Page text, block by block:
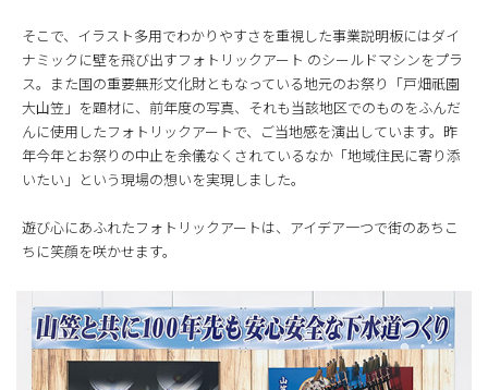
そこで、イラスト多用でわかりやすさを重視した事業説明板にはダイ
ナミックに壁を飛び出すフォトリックアート のシールドマシンをプラ
ス。また国の重要無形文化財ともなっている地元のお祭り「戸畑祇園
大山笠」を題材に、前年度の写真、それも当該地区でのものをふんだ
んに使用したフォトリックアートで、ご当地感を演出しています。昨
年今年とお祭りの中止を余儀なくされているなか「地域住民に寄り添
いたい」という現場の想いを実現しました。
遊び心にあふれたフォトリックアートは、アイデア一つで街のあちこ
ちに笑顔を咲かせます。